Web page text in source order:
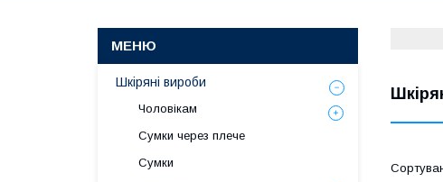
Шкіряні вироби
Чоловікам
Сумки через плече
Сумки